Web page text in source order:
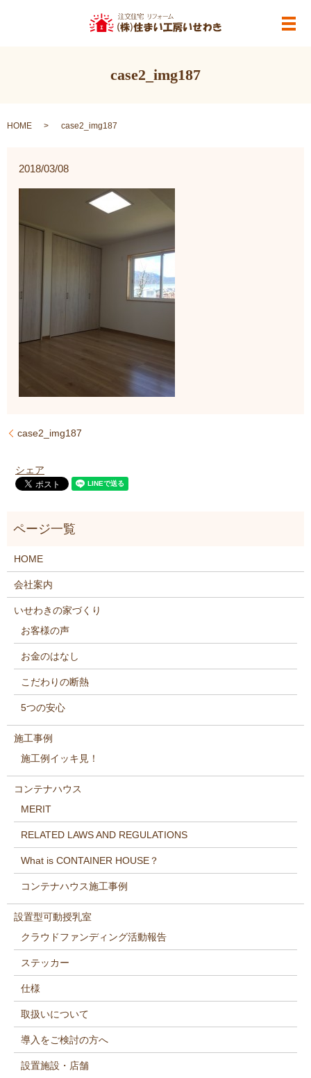
メ
case2_img187
HOME case2_img187
2018/03/08
case2_img187
シェア
HOME
会社案内
いせわきの家づくり
お客様の声
お金のはなし
こだわりの断熱
5つの安心
施工事例
施工例イッキ見！
コンテナハウス
MERIT
RELATED LAWS AND REGULATIONS
What is CONTAINER HOUSE？
コンテナハウス施工事例
設置型可動授乳室
クラウドファンディング活動報告
ステッカー
仕様
取扱いについて
導入をご検討の方へ
設置施設・店舗